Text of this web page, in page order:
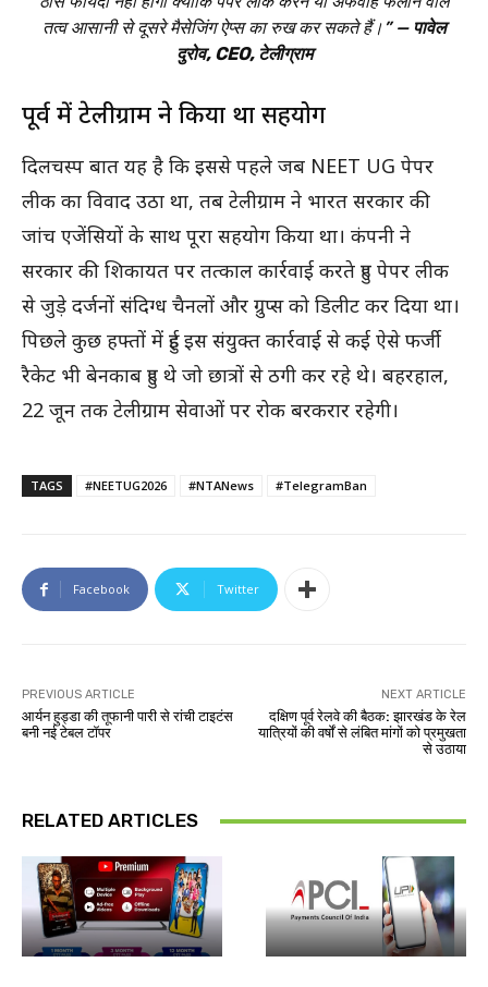
तत्व आसानी से दूसरे मैसेजिंग ऐप्स का रुख कर सकते हैं।” — पावेल
दुरोव, CEO, टेलीग्राम
पूर्व में टेलीग्राम ने किया था सहयोग
दिलचस्प बात यह है कि इससे पहले जब NEET UG पेपर
लीक का विवाद उठा था, तब टेलीग्राम ने भारत सरकार की
जांच एजेंसियों के साथ पूरा सहयोग किया था। कंपनी ने
सरकार की शिकायत पर तत्काल कार्रवाई करते हुए पेपर लीक
से जुड़े दर्जनों संदिग्ध चैनलों और ग्रुप्स को डिलीट कर दिया था।
पिछले कुछ हफ्तों में हुई इस संयुक्त कार्रवाई से कई ऐसे फर्जी
रैकेट भी बेनकाब हुए थे जो छात्रों से ठगी कर रहे थे। बहरहाल,
22 जून तक टेलीग्राम सेवाओं पर रोक बरकरार रहेगी।
TAGS #NEETUG2026 #NTANews #TelegramBan
Facebook Twitter
PREVIOUS ARTICLE
आर्यन हुड्डा की तूफानी पारी से रांची टाइटंस
बनी नई टेबल टॉपर
NEXT ARTICLE
दक्षिण पूर्व रेलवे की बैठक: झारखंड के रेल
यात्रियों की वर्षों से लंबित मांगों को प्रमुखता
से उठाया
RELATED ARTICLES